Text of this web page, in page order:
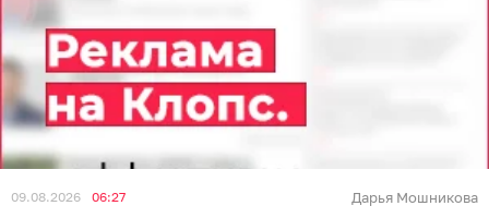
09.08.2026 06:27 Дарья Мошникова